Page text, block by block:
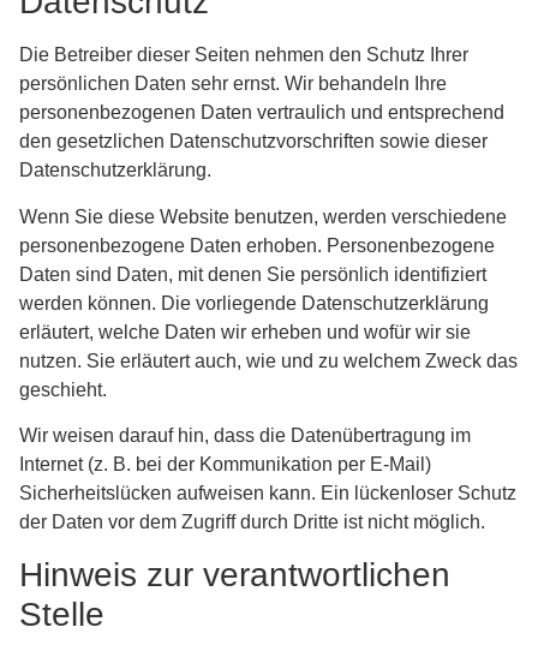
Die Betreiber dieser Seiten nehmen den Schutz Ihrer
persönlichen Daten sehr ernst. Wir behandeln Ihre
personenbezogenen Daten vertraulich und entsprechend
den gesetzlichen Datenschutzvorschriften sowie dieser
Datenschutzerklärung.
Wenn Sie diese Website benutzen, werden verschiedene
personenbezogene Daten erhoben. Personenbezogene
Daten sind Daten, mit denen Sie persönlich identifiziert
werden können. Die vorliegende Datenschutzerklärung
erläutert, welche Daten wir erheben und wofür wir sie
nutzen. Sie erläutert auch, wie und zu welchem Zweck das
geschieht.
Wir weisen darauf hin, dass die Datenübertragung im
Internet (z. B. bei der Kommunikation per E-Mail)
Sicherheitslücken aufweisen kann. Ein lückenloser Schutz
der Daten vor dem Zugriff durch Dritte ist nicht möglich.
Hinweis zur verantwortlichen
Stelle